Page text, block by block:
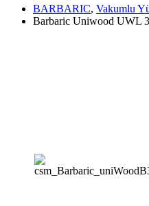
BARBARIC, Vakumlu
Barbaric Uniwood UWL